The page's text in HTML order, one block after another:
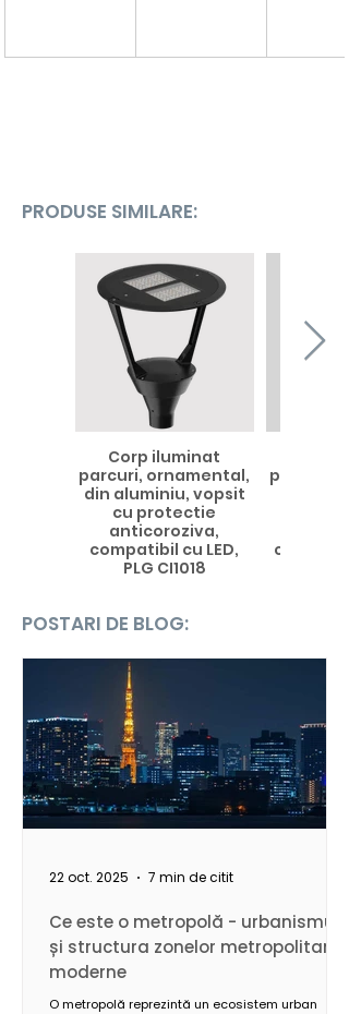
PRODUSE SIMILARE:
Corp iluminat
parcuri, ornamental,
din aluminiu, vopsit
cu protectie
anticoroziva,
compatibil cu LED,
PLG CI1018
parcuri,
POSTARI DE BLOG:
Ce este o metropolă - urbanismul
și structura zonelor metropolitane
moderne
O metropolă reprezintă un ecosistem urban
22 oct. 2025 7 min de citit